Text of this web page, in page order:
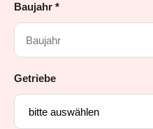
Baujahr *
Getriebe